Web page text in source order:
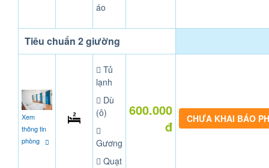
áo
Tiêu chuẩn 2 giường
Xem
thông tin
phòng
Tủ
lạnh
Dù
(ô)
Gương
Quạt
600.000
đ
CHƯA KHAI BÁO